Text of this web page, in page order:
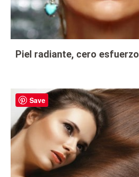
Piel radiante, cero esfuerzo
Save